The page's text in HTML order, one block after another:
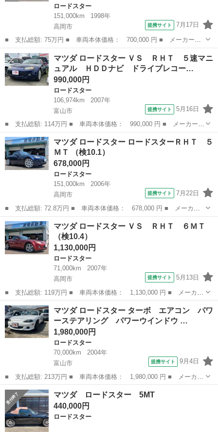
ロードスター
151,000km
1998年
高岡市
提携サイト 7月17日
■ 支払総額: 75万円 ■ 車両本体価格： 700,000 円 ■ メーカー
名： マツダ ■ 車種名： ロードスター ■ グレード名： Ｍパッ
ケージ ５ＭＴ 社外マフラー ■ 排気量： 1600cc ■ ドア枚
数： オー...
富山 高岡市 ロードスター
マツダ ロードスター ＶＳ ＲＨＴ ５速マニ
ュアル ＨＤＤナビ ドライブレコー…
990,000円
ロードスター
106,974km
2007年
富山市
提携サイト 5月16日
■ 支払総額: 114万円 ■ 車両本体価格： 990,000 円 ■ メーカー
名： マツダ ■ 車種名： ロードスター ■ グレード名： ＶＳ
ＲＨＴ ５速マニュアル ＨＤＤナビ ドライブレコーダー アルミ
ホイール カー...
富山 富山市 ロードスター
マツダ ロードスター ロードスターＲＨＴ ５
ＭＴ （検10.1）
678,000円
ロードスター
151,000km
2006年
高岡市
提携サイト 7月22日
■ 支払総額: 72.8万円 ■ 車両本体価格： 678,000 円 ■ メーカー
名： マツダ ■ 車種名： ロードスター ■ グレード名： ロード
スターＲＨＴ ５ＭＴ ■ 排気量： 2000cc ■ ドア枚数： オープ
ン...
富山 高岡市 ロードスター
マツダ ロードスター ＶＳ ＲＨＴ ６ＭＴ
（検10.4）
1,130,000円
ロードスター
71,000km
2007年
高岡市
提携サイト 5月13日
■ 支払総額: 119万円 ■ 車両本体価格： 1,130,000 円 ■ メーカー
名： マツダ ■ 車種名： ロードスター ■ グレード名： ＶＳ
ＲＨＴ ６ＭＴ ■ 排気量： 2000cc ■ ドア枚数： オープン ■...
富山 高岡市 ロードスター
マツダ ロードスター ターボ エアコン パワ
ーステアリング パワーウインドウ …
1,980,000円
ロードスター
70,000km
2004年
富山市
提携サイト 9月4日
■ 支払総額: 213万円 ■ 車両本体価格： 1,980,000 円 ■ メーカー
名： マツダ ■ 車種名： ロードスター ■ グレード名： ター
ボ エアコン パワーステアリング パワーウインドウ ■ 排気
量： 1800...
富山 富山市 ロードスター
マツダ ロードスター 5MT
440,000円
ロードスター